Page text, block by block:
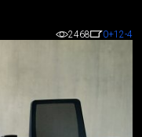
2468 0+12-4